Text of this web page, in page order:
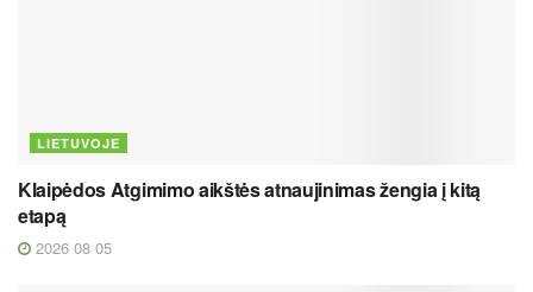
LIETUVOJE
Klaipėdos Atgimimo aikštės atnaujinimas žengia į kitą
etapą
2026 08 05